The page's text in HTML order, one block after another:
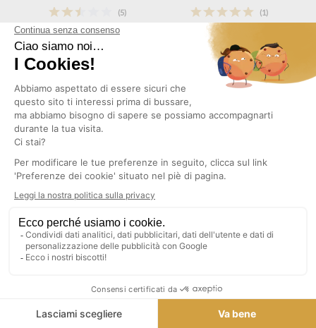
(5)
SPRAY CON GLITTER ORO
ROSA 100 ML
2,80 €
AGGIUNGI AL CARRELLO
(1)
PIATTO ROSSO "BUON
NATALE" - SET DI 6 PEZZI
2,84 €TASSE INCLUSE
AGGIUNGI AL CARRELLO
PIATTO CON MOTIVO "MAGIA
AGGIUNGI AL CARRELLO
(1)
2,84 €TASSE INCLUSE